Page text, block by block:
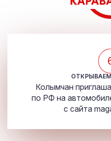
Колымчан
по РФ на
с сайта